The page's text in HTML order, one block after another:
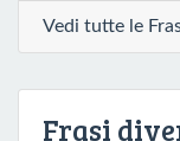
Vedi tutte le
Frasi